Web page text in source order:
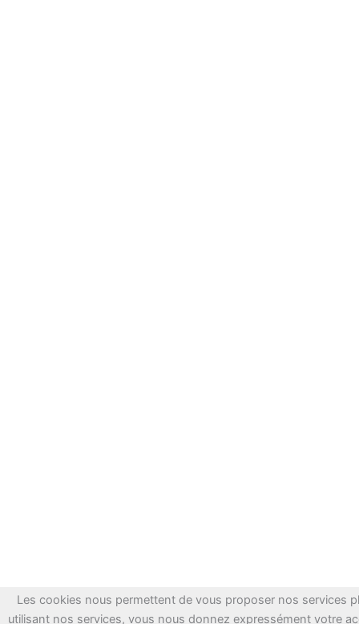
Les cookies nous permettent de vous proposer nos services
utilisant nos services, vous nous donnez expressément votre